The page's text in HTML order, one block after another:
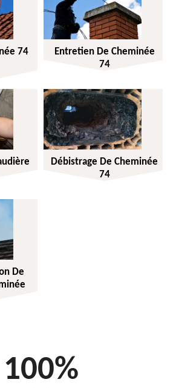
74
Entretien De Cheminée
74
Débistrage De Cheminée
74
De
100%